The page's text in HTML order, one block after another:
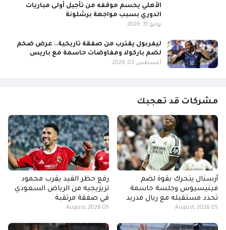
الأهلي يحسم موقفه من تأجيل أولى مباريات
الدوري بسبب مواجهة برشلونة
يوليو 31, 2026
ليفربول يقترب من صفقة تاريخية.. عرض ضخم
لضم باركولا ومفاوضات حاسمة مع باريس
أغسطس 03, 2026
مشركات قد تعجبك
أرسنال يتحرك بقوة لضم
فينيسيوس وجلسة حاسمة
تحدد مستقبله مع ريال مدريد
05 August, 2026
رفع حظر القيد يقرب محمود
تريزيجيه من الرياض السعودي
في صفقة مرتقبة
05 August, 2026